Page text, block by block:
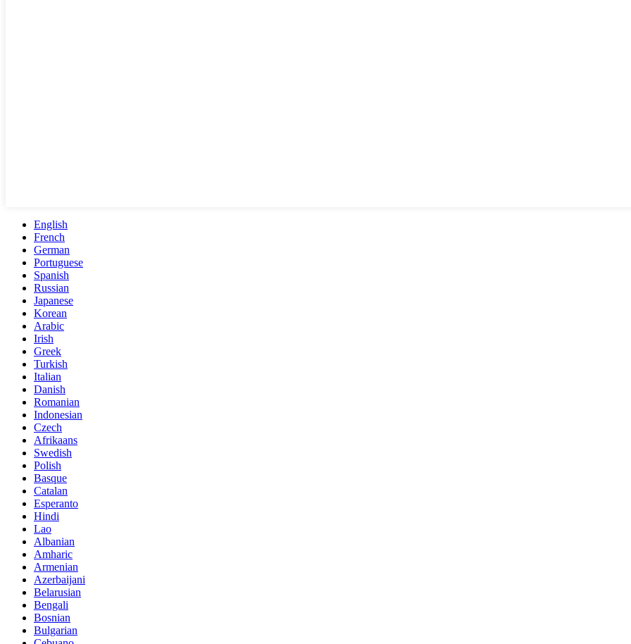
English
French
German
Portuguese
Spanish
Russian
Japanese
Korean
Arabic
Irish
Greek
Turkish
Italian
Danish
Romanian
Indonesian
Czech
Afrikaans
Swedish
Polish
Basque
Catalan
Esperanto
Hindi
Lao
Albanian
Amharic
Armenian
Azerbaijani
Belarusian
Bengali
Bosnian
Bulgarian